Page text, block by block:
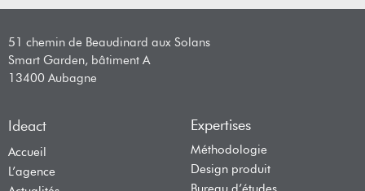
51 chemin de Beaudinard aux Solans
Smart Garden, bâtiment A
13400 Aubagne
Ideact
Accueil
L’agence
Expertises
Méthodologie
Design produit